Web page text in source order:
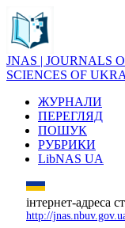
JNAS | JOURNALS
SCIENCES OF
ЖУРНАЛИ
ПЕРЕГЛЯД
ПОШУК
РУБРИКИ
LibNAS UA
інтернет-адреса
http://